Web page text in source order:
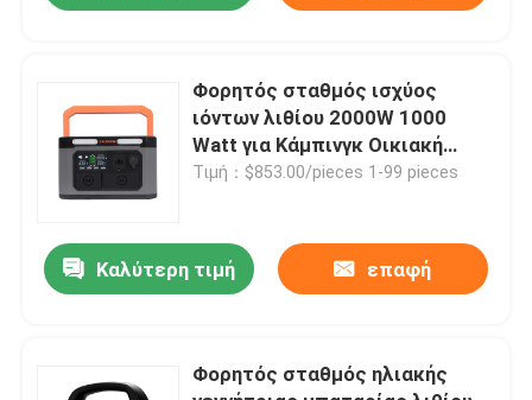
Σπίτι
Φορητός σταθμός ισχύος
ιόντων λιθίου 2000W 1000
Watt για Κάμπινγκ Οικιακή
χρήση
Τιμή：$853.00/pieces 1-99 pieces
Καλύτερη τιμή επαφή
Φορητός σταθμός ηλιακής